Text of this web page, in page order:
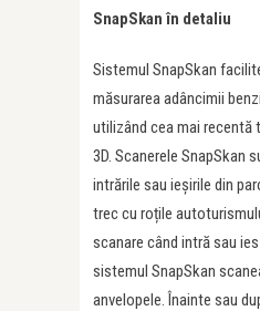
SnapSkan în detaliu
Sistemul SnapSkan
măsurarea adâncimii
utilizând cea mai recentă
3D. Scanerele SnapSkan
intrările sau ieșirile din
trec cu roțile
scanare când intră sau
sistemul SnapSkan
anvelopele. Înainte sau